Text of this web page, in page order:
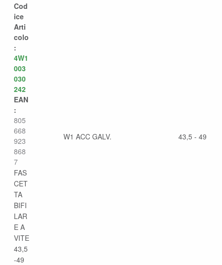
Cod
ice
Arti
colo
:
4W1
003
030
242
EAN
:
805
668
923
868
7
FAS
CET
TA
BIFI
LAR
E A
VITE
43,5
-49
W1 ACC GALV. 43,5 - 49